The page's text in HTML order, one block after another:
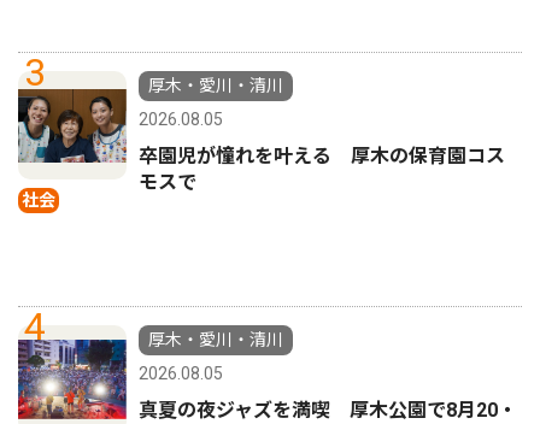
3
社会
厚木・愛川・清川
2026.08.05
卒園児が憧れを叶える 厚木の保育園コス
モスで
4
厚木・愛川・清川
2026.08.05
真夏の夜ジャズを満喫 厚木公園で8月20・